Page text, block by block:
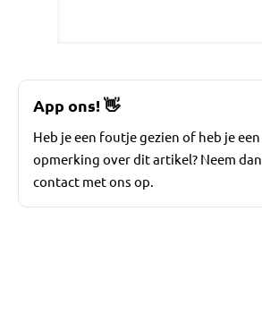
App ons!👋
Heb je een foutje gezien of heb je een
opmerking over dit artikel? Neem dan
contact met ons op.